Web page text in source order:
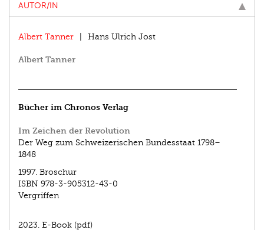
AUTOR/IN
Albert Tanner Hans Ulrich Jost
Albert Tanner
Bücher im Chronos Verlag
Im Zeichen der Revolution
Der Weg zum Schweizerischen Bundesstaat 1798–
1848
1997. Broschur
ISBN 978-3-905312-43-0
Vergriffen
2023. E-Book (pdf)